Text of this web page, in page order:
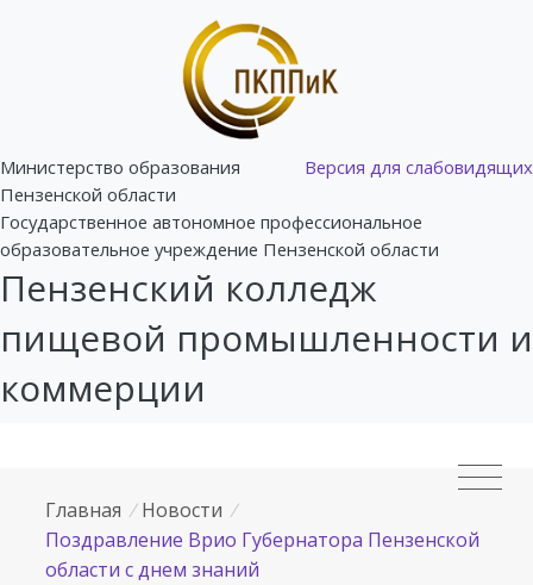
Версия для слабовидящих
Министерство образования
Пензенской области
Государственное автономное профессиональное
образовательное учреждение Пензенской области
Пензенский колледж
пищевой промышленности и
коммерции
Главная / Новости /
Поздравление Врио Губернатора Пензенской
области с днем знаний